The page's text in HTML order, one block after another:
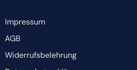
Impressum
AGB
Widerrufsbelehrung